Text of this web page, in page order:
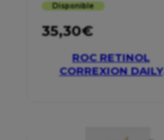
Disponible
35,30€
ROC RETINOL
CORREXION DAILY